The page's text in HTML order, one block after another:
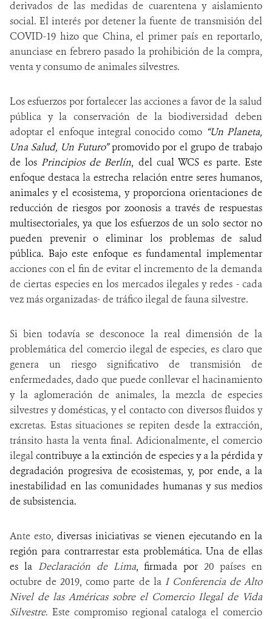
derivados de las medidas de cuarentena y aislamiento
social. El interés por detener la fuente de transmisión del
COVID-19 hizo que China, el primer país en reportarlo,
anunciase en febrero pasado la prohibición de la compra,
venta y consumo de animales silvestres.
Los esfuerzos por fortalecer las acciones a favor de lasalud
pública y la conservación de la biodiversidad deben
adoptar el enfoque integral conocido como “Un Planeta,
Una Salud, Un Futuro”promovido por el grupo de trabajo
de los Principios de Berlín, del cual WCS es parte. Este
enfoque destacala estrecha relación entre seres humanos,
animales y el ecosistema, y proporciona orientaciones de
reducción de riesgos por zoonosis a través de respuestas
multisectoriales, ya que los esfuerzos de un solo sector no
pueden prevenir o eliminar los problemas de salud
pública. Bajo este enfoque es fundamental implementar
acciones con el fin de evitar el incremento de la demanda
de ciertas especies en los mercados ilegales y redes - cada
vez más organizadas- de tráfico ilegal de fauna silvestre.
Si bien todavía se desconoce la real dimensión de la
problemática del comercio ilegal de especies, es claro que
genera un riesgo significativo de transmisión de
enfermedades, dado que puede conllevar el hacinamiento
y la aglomeración de animales, la mezcla de especies
silvestres y domésticas, y el contacto con diversos fluidos y
excretas. Estas situaciones se repiten desde la extracción,
tránsito hasta la venta final. Adicionalmente, el comercio
ilegalcontribuye a la extinción de especies y a la pérdida y
degradación progresiva de ecosistemas, y, por ende, a la
inestabilidad en las comunidades humanas y sus medios
de subsistencia.
Ante esto,diversas iniciativas se vienen ejecutando en la
región para contrarrestar esta problemática. Una de ellas
es la Declaración de Lima, firmada por20 países en
octubre de 2019, como parte de la I Conferencia de Alto
Nivel de las Américas sobre el Comercio Ilegal de Vida
Silvestre. Este compromiso regional cataloga elcomercio